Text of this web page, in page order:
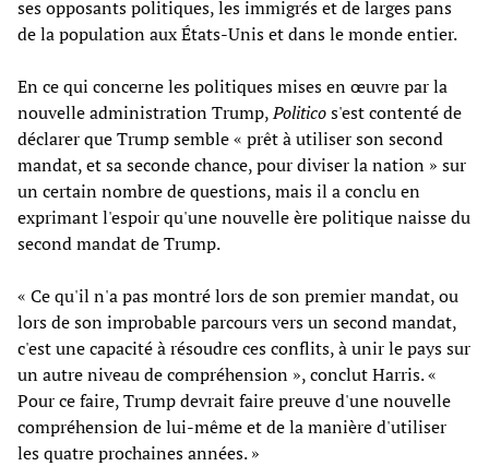
ses opposants politiques, les immigrés et de larges pans
de la population aux États-Unis et dans le monde entier.
En ce qui concerne les politiques mises en œuvre par la
nouvelle administration Trump,Politicos'est contenté de
déclarer que Trump semble « prêt à utiliser son second
mandat, et sa seconde chance, pour diviser la nation » sur
un certain nombre de questions, mais il a conclu en
exprimant l'espoir qu'une nouvelle ère politique naisse du
second mandat de Trump.
« Ce qu'il n'a pas montré lors de son premier mandat, ou
lors de son improbable parcours vers un second mandat,
c'est une capacité à résoudre ces conflits, à unir le pays sur
un autre niveau de compréhension », conclut Harris. «
Pour ce faire, Trump devrait faire preuve d'une nouvelle
compréhension de lui-même et de la manière d'utiliser
les quatre prochaines années. »